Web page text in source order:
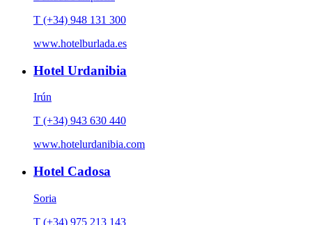
T (+34) 948 131 300
www.hotelburlada.es
Hotel Urdanibia
Irún
T (+34) 943 630 440
www.hotelurdanibia.com
Hotel Cadosa
Soria
T (+34) 975 213 143